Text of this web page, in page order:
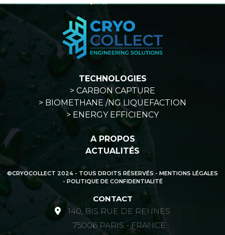
TECHNOLOGIES
> CARBON CAPTURE
> BIOMETHANE /NG LIQUEFACTION
> ENERGY EFFICIENCY
A PROPOS
ACTUALITÉS
©CRYOCOLLECT 2024 - TOUS DROITS RÉSERVÉS - MENTIONS LÉGALES
- POLITIQUE DE CONFIDENTIALITÉ
CONTACT
140, BIS RUE DE RENNES
75006 PARIS - FRANCE